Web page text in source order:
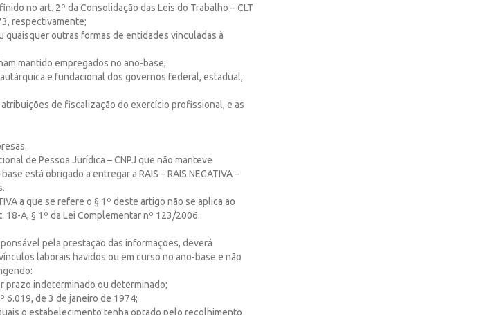
no art. 2º da Consolidação das Leis do Trabalho – CLT
respectivamente;
quaisquer outras formas de entidades vinculadas à
mantido empregados no ano-base;
e fundacional dos governos federal, estadual,
de fiscalização do exercício profissional, e as
de Pessoa Jurídica – CNPJ que não manteve
está obrigado a entregar a RAIS – RAIS NEGATIVA –
a que se refere o § 1º deste artigo não se aplica ao
A, § 1º da Lei Complementar nº 123/2006.
pela prestação das informações, deverá
laborais havidos ou em curso no ano-base e não
prazo indeterminado ou determinado;
6.019, de 3 de janeiro de 1974;
o estabelecimento tenha optado pelo recolhimento